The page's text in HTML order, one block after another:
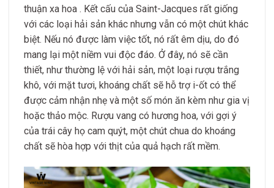
thuận xa hoa . Kết cấu của Saint-Jacques rất giống
với các loại hải sản khác nhưng vẫn có một chút khác
biệt. Nếu nó được làm việc tốt, nó rất êm dịu, do đó
mang lại một niềm vui độc đáo. Ở đây, nó sẽ cần
thiết, như thường lệ với hải sản, một loại rượu trắng
khô, với mặt tươi, khoáng chất sẽ hỗ trợ i-ốt có thể
được cảm nhận nhẹ và một số món ăn kèm như gia vị
hoặc thảo mộc. Rượu vang có hương hoa, với gợi ý
của trái cây họ cam quýt, một chút chua do khoáng
chất sẽ hòa hợp với thịt của quả hạch rất mềm.